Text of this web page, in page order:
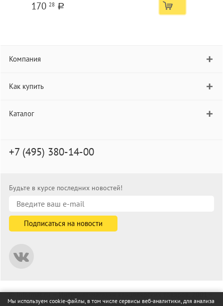
170 28 a
Компания
Как купить
Каталог
+7 (495) 380-14-00
Будьте в курсе последних новостей!
© informat.ru — Интернет-магазин канцелярских товаров. 2001—
Мы используем cookie-файлы, в том числе сервисы веб-аналитики, для анализа